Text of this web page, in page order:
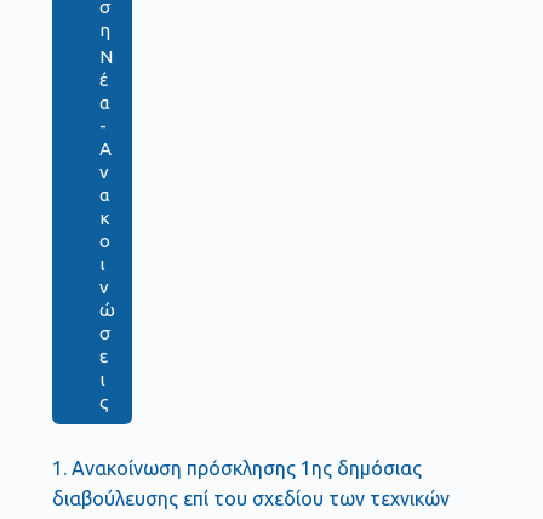
σ
η
Ν
έ
α
-
Α
ν
α
κ
ο
ι
ν
ώ
σ
ε
ι
ς
1. Ανακοίνωση πρόσκλησης 1ης δημόσιας
διαβούλευσης επί του σχεδίου των τεχνικών